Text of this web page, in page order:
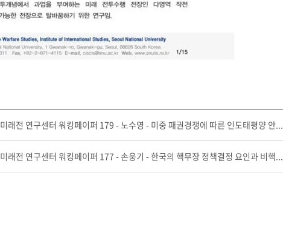
미래전 연구센터 워킹페이퍼 179 - 노수영 - 미중 패권경쟁에 따른 인도태평양 안...
미래전 연구센터 워킹페이퍼 177 - 손웅기 - 한국의 핵무장 정책결정 요인과 비핵...